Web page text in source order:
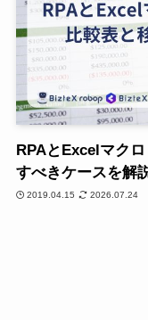
RPAとExcelマク
すべきケースを解
2019.04.15 2026.07.24